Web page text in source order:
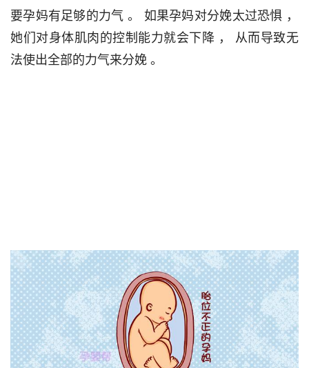
要孕妈有足够的力气 。 如果孕妈对分娩太过恐惧 ，
她们对身体肌肉的控制能力就会下降 ， 从而导致无
法使出全部的力气来分娩 。